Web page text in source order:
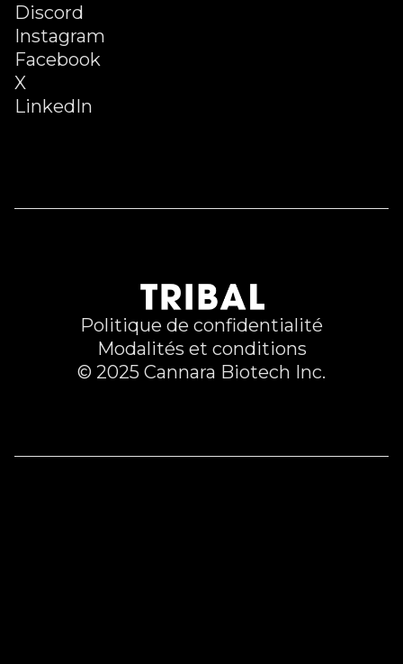
Discord
Instagram
Facebook
X
LinkedIn
Politique de confidentialité
Modalités et conditions
© 2025 Cannara Biotech Inc.